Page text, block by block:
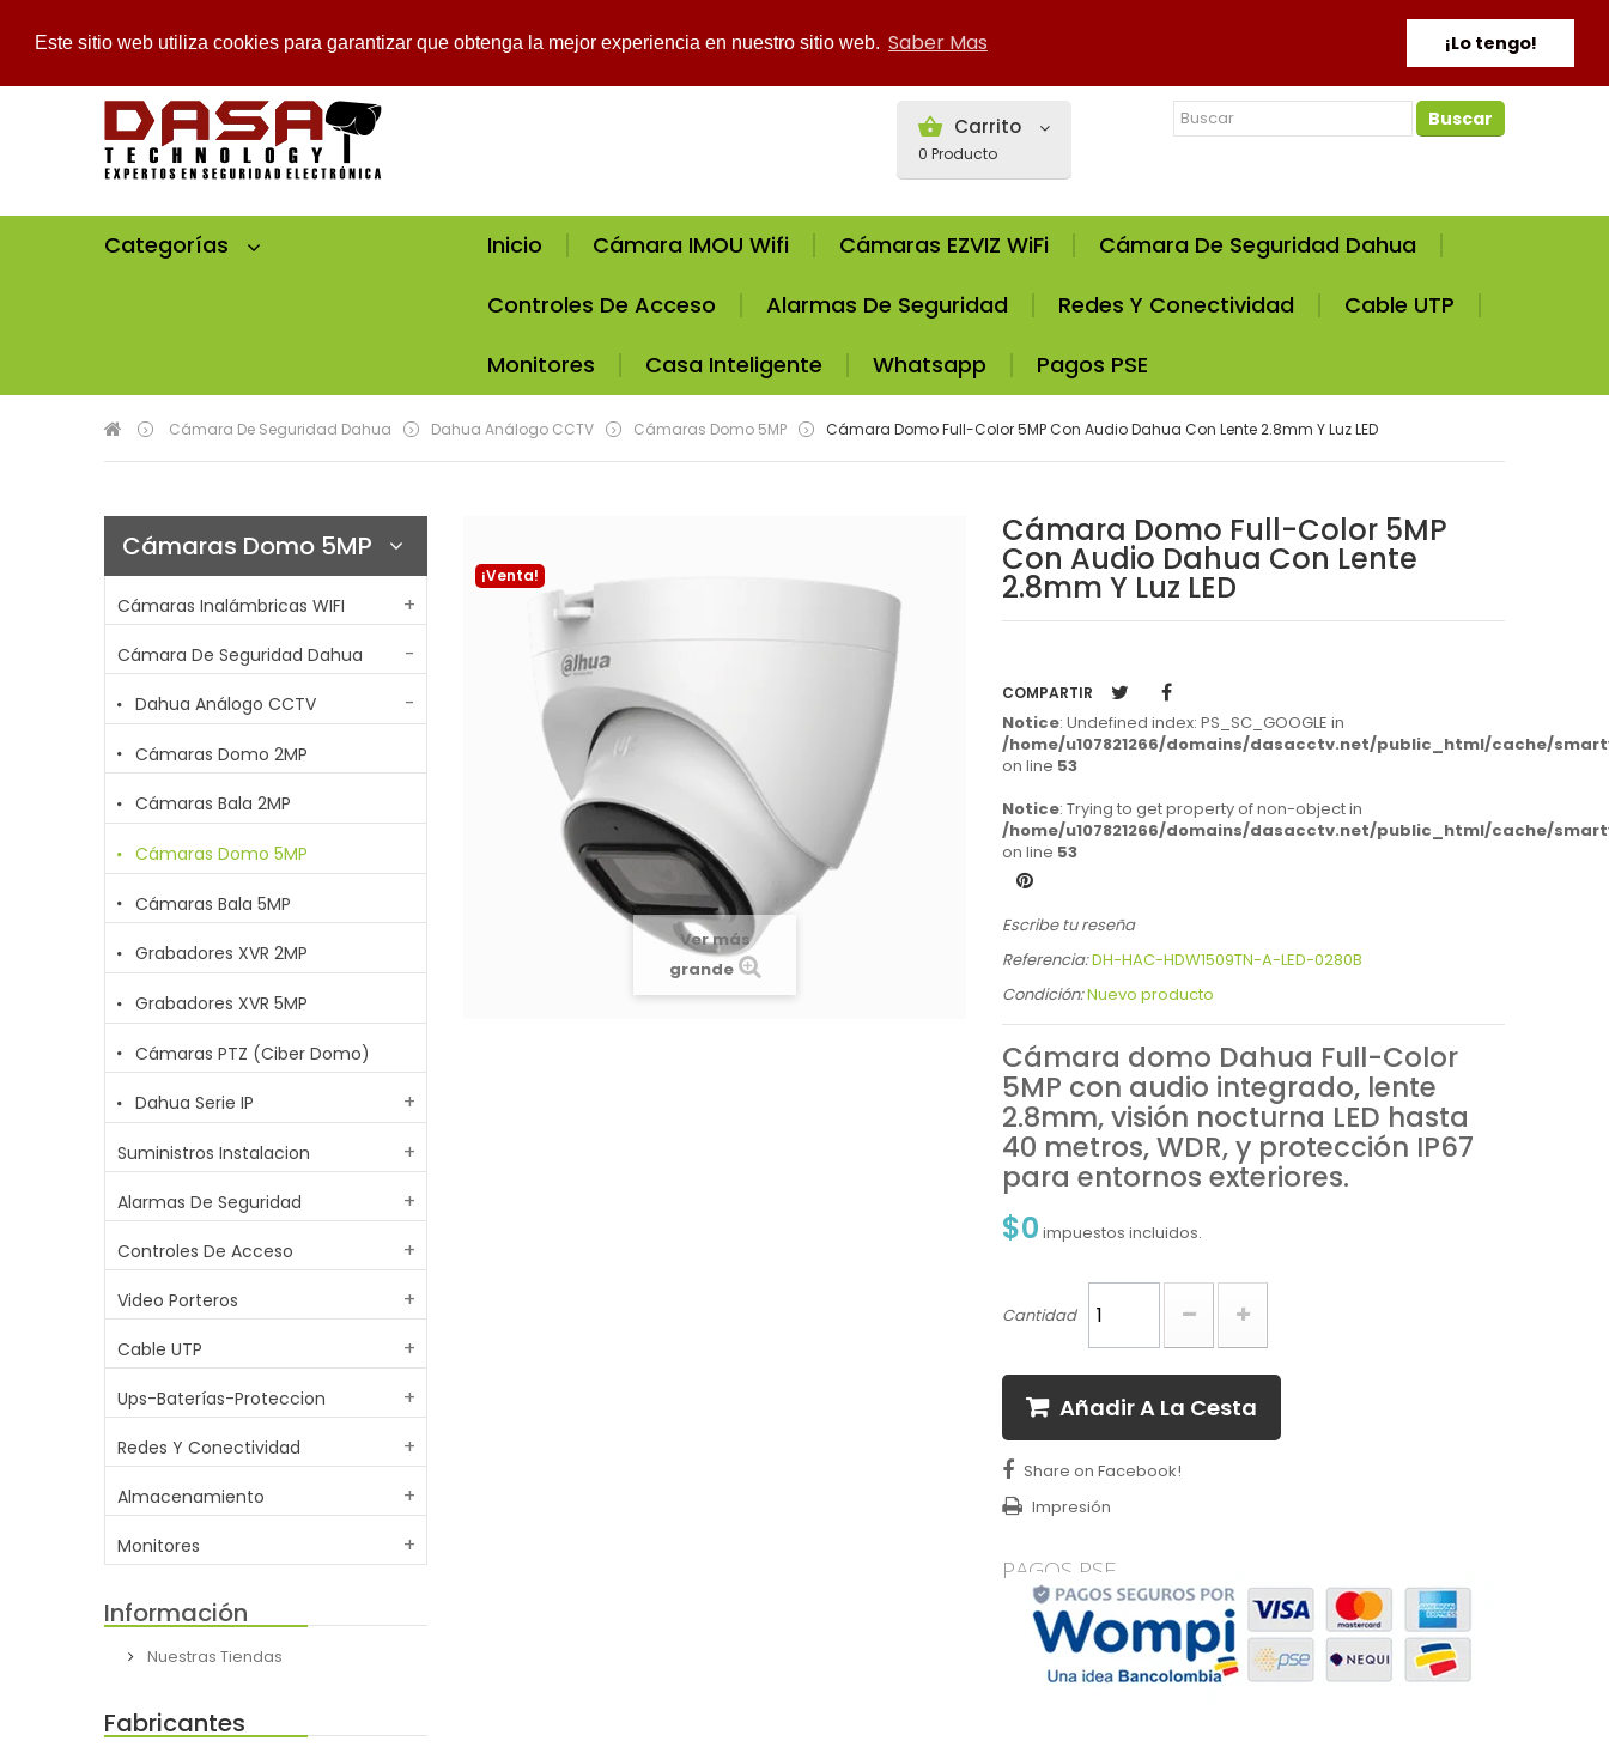
Este sitio web utiliza cookies para garantizar que obtenga la mejor experiencia en nuestro sitio web. Saber Mas ¡Lo tengo!
Mi Cuenta Mi Lista De Deseos Pedido Iniciar Sesión
Buscar
Carrito
0 Producto
Categorías Inicio Cámara IMOU Wifi Cámaras EZVIZ WiFi
Cámara De Seguridad Dahua
Controles De Acceso
Alarmas De Seguridad Redes Y Conectividad
Cable UTP
Monitores
Casa Inteligente Whatsapp Pagos PSE
> Cámara De Seguridad Dahua > Dahua Análogo CCTV > Cámaras Domo 5MP > Cámara Domo Full-Color 5MP Con Audio Dahua Con Lente 2.8mm Y Luz LED
Cámaras Domo 5MP
Cámaras Inalámbricas WIFI
Cámara De Seguridad Dahua
Dahua Análogo CCTV
Cámaras Domo 2MP
Cámaras Bala 2MP
Cámaras Domo 5MP
Cámaras Bala 5MP
Grabadores XVR 2MP
Grabadores XVR 5MP
Cámaras PTZ (Ciber Domo)
Dahua Serie IP
Suministros Instalacion
Alarmas De Seguridad
Controles De Acceso
Video Porteros
Cable UTP
Ups-Baterías-Proteccion
Redes Y Conectividad
Almacenamiento
Monitores
Información
Nuestras Tiendas
Fabricantes
¡Venta!
Ver más
grande
Cámara Domo Full-Color 5MP
Con Audio Dahua Con Lente
2.8mm Y Luz LED
COMPARTIR
Notice: Undefined index: PS_SC_GOOGLE in
/home/u107821266/domains/dasacctv.net/public_html/cache/
on line 53
Notice: Trying to get property of non-object in
/home/u107821266/domains/dasacctv.net/public_html/cache/
on line 53
Escribe tu reseña
Referencia:DH-HAC-HDW1509TN-A-LED-0280B
Condición:Nuevo producto
Cámara domo Dahua Full-Color
5MP con audio integrado, lente
2.8mm, visión nocturna LED hasta
40 metros, WDR, y protección IP67
para entornos exteriores.
$0 impuestos incluidos.
Cantidad
Añadir A La Cesta
Share on Facebook!
Impresión
PAGOS PSE